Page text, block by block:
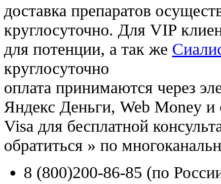
доставка препаратов
круглосуточно. Для VIP
для потенции, а так же
круглосуточно
оплата принимаются через
Яндекс Деньги, Web Money и
Visa для бесплатной
обратиться » по
8 (800)200-86-85 (по